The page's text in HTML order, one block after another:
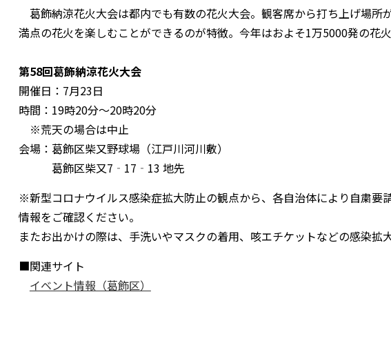
葛飾納涼花火大会は都内でも有数の花火大会。観客席から打ち上げ場所
満点の花火を楽しむことができるのが特徴。今年はおよそ1万5000発の花
第58回葛飾納涼花火大会
開催日：7月23日
時間：19時20分～20時20分
※荒天の場合は中止
会場：葛飾区柴又野球場（江戸川河川敷）
葛飾区柴又7‐17‐13 地先
※新型コロナウイルス感染症拡大防止の観点から、各自治体により自粛要
情報をご確認ください。
またお出かけの際は、手洗いやマスクの着用、咳エチケットなどの感染拡
■関連サイト
イベント情報（葛飾区）